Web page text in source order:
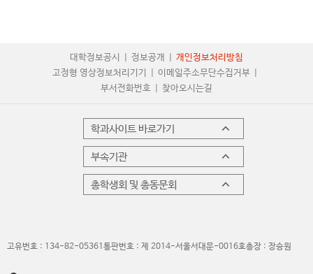
대학정보공시 정보공개
개인정보처리방침
고정형 영상정보처리기기
이메일주소무단수집거부
부서전화번호
찾아오시는길
고유번호 : 134-82-05361통판번호 : 제 2014-서울서대문-0016호총장 : 장승원
학과사이트 바로가기
부속기관
총학생회 및 총동문회